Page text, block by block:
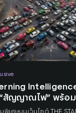
SCBX
สัญญาณไฟ” พร้อ
พิเศษบนเว็บไซต์ THE